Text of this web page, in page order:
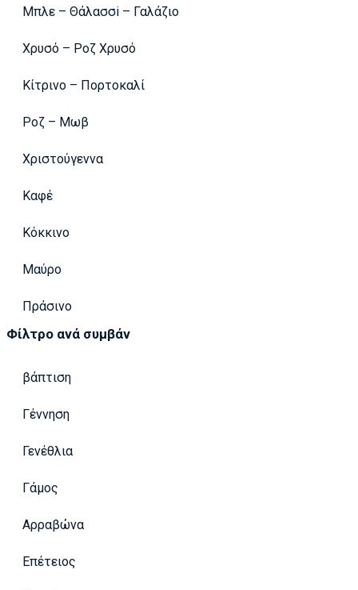
Μπλε – Θάλασσi – Γαλάζιο
Χρυσό – Ροζ Χρυσό
Κίτρινο – Πορτοκαλί
Ροζ – Μωβ
Χριστούγεννα
Καφέ
Κόκκινο
Μαύρο
Πράσινο
Φίλτρο ανά συμβάν
βάπτιση
Γέννηση
Γενέθλια
Γάμος
Αρραβώνα
Επέτειος